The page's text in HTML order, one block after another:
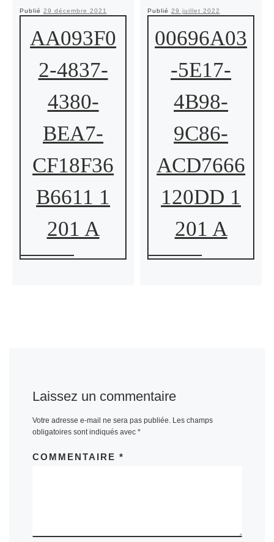
Publié 29 décembre 2021
AA093F0
2-4837-
4380-
BEA7-
CF18F36
B6611 1
201 A
Publié 29 juillet 2022
00696A03
-5E17-
4B98-
9C86-
ACD7666
120DD 1
201 A
Laissez un commentaire
Votre adresse e-mail ne sera pas publiée. Les champs
obligatoires sont indiqués avec *
COMMENTAIRE *